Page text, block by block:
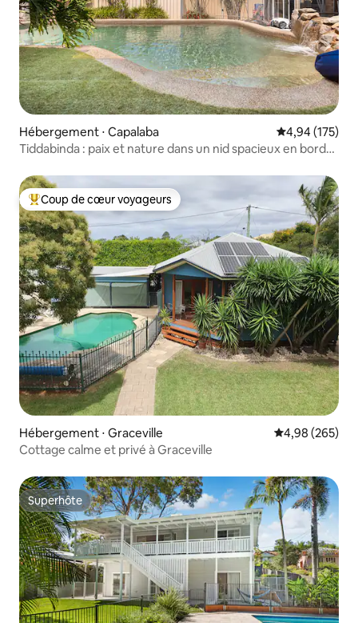
Hébergement ⋅ Capalaba Évaluation
4,94 (175)
Tiddabinda : paix et nature dans un nid spacieux en bord
Coups de cœur voyageurs les plus appréciés
Coup de cœur voyageurs
Hébergement ⋅ Graceville Évaluation
4,98 (265)
Cottage calme et privé à Graceville
Superhôte
Superhôte